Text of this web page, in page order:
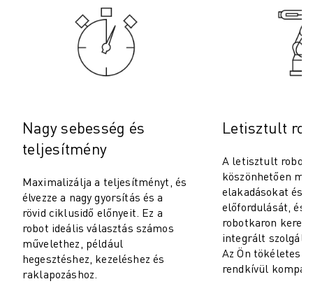
ROBOSHOT TULAJDONLÁS TELJES KÖLTSÉGE (TCO)
HUZALOS EDM GÉPEK
ROBOCUT HUZALOS EDM GÉPEK
ROBOCUT HARDVER
ROBOCUT FENNTARTHATÓSÁG
IIOT MEGOLDÁSOK
INTELLIGENS GYÁRI MEGOLDÁSOK A TERMELÉS
TERMÉK REGISZTRÁCIÓ " FANUC PORTÁL
ESETTANULMÁNYOK
MEGOLDÁSOK
IPARÁGAK
MINDEN IPARÁG
Nagy sebesség és
teljesítmény
Maximalizálja a teljesítményt, és
élvezze a nagy gyorsítás és a
rövid ciklusidő előnyeit. Ez a
robot ideális választás számos
művelethez, például
hegesztéshez, kezeléshez és
raklapozáshoz.
Letisztult
A letisztult
köszönhetően
elakadásokat és
előfordulását, és
robotkaron
integrált
Az Ön tökéletes
rendkívül